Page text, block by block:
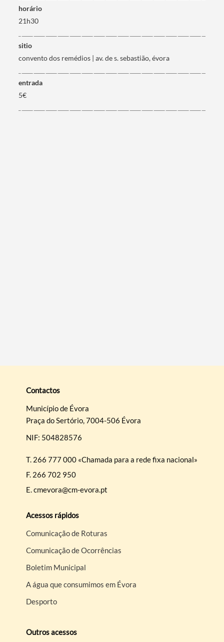
horário
21h30
sitio
convento dos remédios | av. de s. sebastião, évora
entrada
5€
Contactos
Município de Évora
Praça do Sertório, 7004-506 Évora
NIF: 504828576
T. 266 777 000 «Chamada para a rede fixa nacional»
F. 266 702 950
E.cmevora@cm-evora.pt
Acessos rápidos
Comunicação de Roturas
Comunicação de Ocorrências
Boletim Municipal
A água que consumimos em Évora
Desporto
Outros acessos